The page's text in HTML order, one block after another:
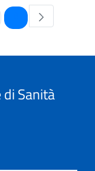
Use TAB to
Pagina
Sanità